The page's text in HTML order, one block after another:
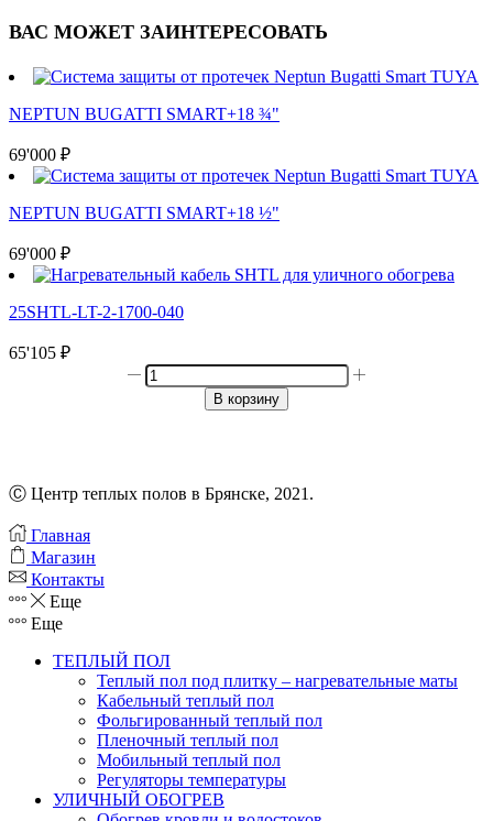
ВАС МОЖЕТ ЗАИНТЕРЕСОВАТЬ
NEPTUN BUGATTI SMART+18 ¾"
69'000 ₽
NEPTUN BUGATTI SMART+18 ½"
69'000 ₽
25SHTL-LT-2-1700-040
65'105 ₽
Количество
товара
ГРЕЙКА
В корзину
Ⓒ Центр теплых полов в Брянске, 2021.
Главная
Магазин
Контакты
Еще
Еще
ТЕПЛЫЙ ПОЛ
Теплый пол под плитку – нагревательные маты
Кабельный теплый пол
Фольгированный теплый пол
Пленочный теплый пол
Мобильный теплый пол
Регуляторы температуры
УЛИЧНЫЙ ОБОГРЕВ